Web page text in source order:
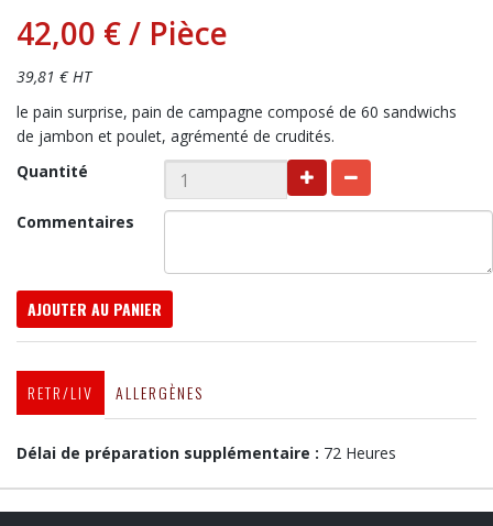
42,00 €/ Pièce
39,81 € HT
le pain surprise, pain de campagne composé de 60 sandwichs
de jambon et poulet, agrémenté de crudités.
Quantité
Commentaires
AJOUTER AU PANIER
RETR/LIV ALLERGÈNES
Délai de préparation supplémentaire : 72 Heures